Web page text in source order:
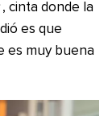
, cinta donde la
es que
es muy buena